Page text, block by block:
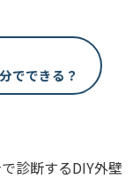
でできる？
診断するDIY外壁